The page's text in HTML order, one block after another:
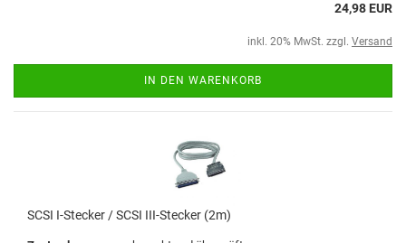
24,98 EUR
inkl. 20% MwSt. zzgl. Versand
IN DEN WARENKORB
SCSI I-Stecker / SCSI III-Stecker (2m)